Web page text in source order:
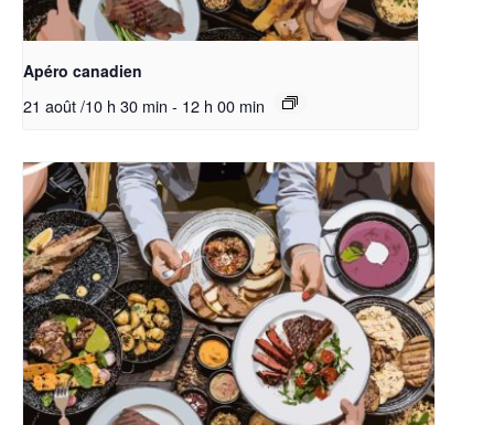
Apéro canadien
21 août /10 h 30 min - 12 h 00 min